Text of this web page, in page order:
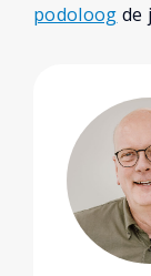
podoloog de